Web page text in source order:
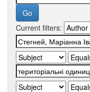
Current filters: